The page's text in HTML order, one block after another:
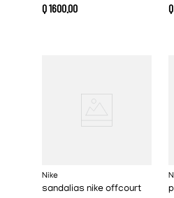
Q1600.00 Q
Nike
sandalias nike offcourt